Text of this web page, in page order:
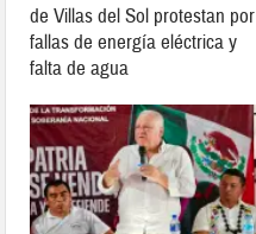
de Villas del Sol protestan por
fallas de energía eléctrica y
falta de agua